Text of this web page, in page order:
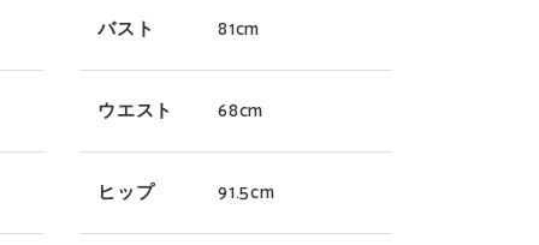
バスト 81cm
ウエスト 68cm
ヒップ 91.5cm